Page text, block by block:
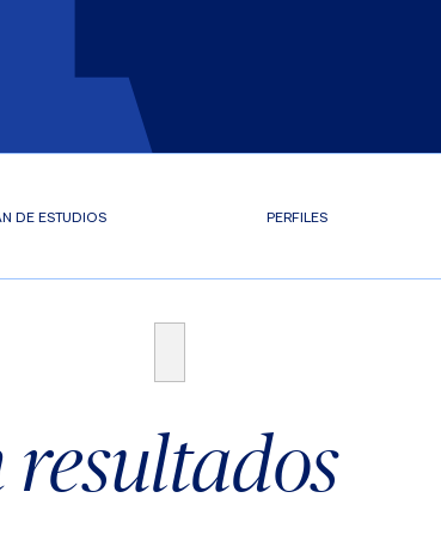
DE ESTUDIOS PERFILES